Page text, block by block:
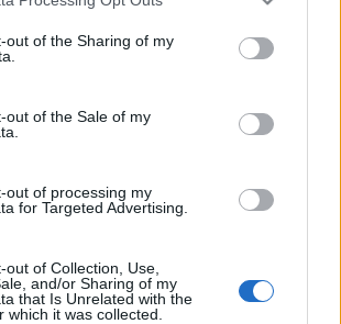
visit or usage behaviour. You may click to
to Google and its third-party tags to
below specified purposes in below Google
out of the Sharing of my
out of the Sale of my
out of processing my
for Targeted Advertising.
out of Collection, Use,
and/or Sharing of my
that Is Unrelated with the
which it was collected.